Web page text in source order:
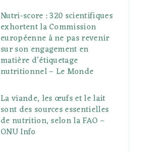
Nutri-score : 320 scientifiques
exhortent la Commission
européenne à ne pas revenir
sur son engagement en
matière d’étiquetage
nutritionnel – Le Monde
La viande, les œufs et le lait
sont des sources essentielles
de nutrition, selon la FAO –
ONU Info